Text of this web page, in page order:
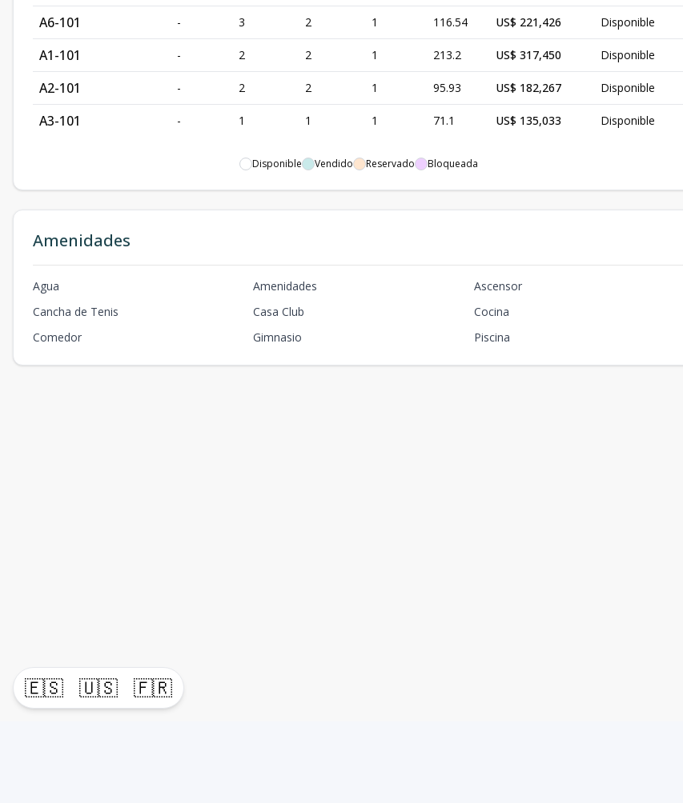
🇪🇸 🇺🇸 🇫🇷
A6-101 - 3 2 1 116.54 US$ 221,426 Disponible
A1-101 - 2 2 1 213.2 US$ 317,450 Disponible
A2-101 - 2 2 1 95.93 US$ 182,267 Disponible
A3-101 - 1 1 1 71.1 US$ 135,033 Disponible
Disponible Vendido Reservado Bloqueada
Amenidades
Agua Amenidades
Ascensor
Cancha de Tenis
Casa Club
Cocina
Comedor
Gimnasio Piscina